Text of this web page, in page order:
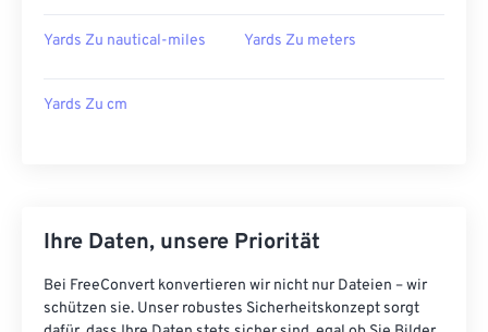
Yards Zu nautical-miles Yards Zu meters
Yards Zu cm
Ihre Daten, unsere Priorität
Bei FreeConvert konvertieren wir nicht nur Dateien – wir
schützen sie. Unser robustes Sicherheitskonzept sorgt